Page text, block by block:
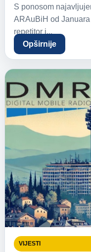
S ponosom
ARAuBiH od
repetitor i...
Opširnije
VIJESTI